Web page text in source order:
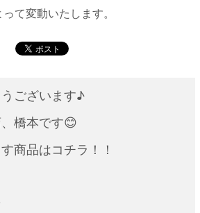
て変動いたします。
ございます♪
橋本です😊
商品はコチラ！！